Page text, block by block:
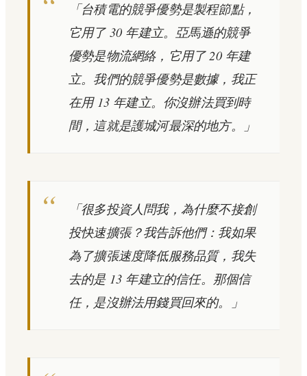
「台積電的競爭優勢是製程節點，
它用了 30 年建立。亞馬遜的競爭
優勢是物流網絡，它用了 20 年建
立。我們的競爭優勢是數據，我正
在用 13 年建立。你沒辦法買到時
間，這就是護城河最深的地方。」
「很多投資人問我，為什麼不接創
投快速擴張？我告訴他們：我如果
為了擴張速度降低服務品質，我失
去的是 13 年建立的信任。那個信
任，是沒辦法用錢買回來的。」